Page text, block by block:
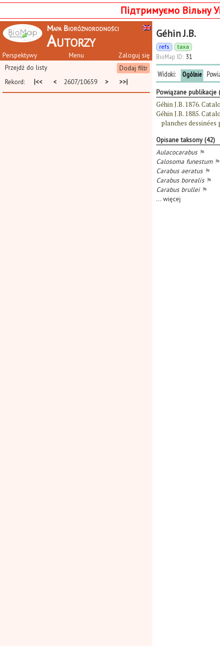
Підтримуємо Вільну
Mapa Bioróżnorodności
Autorzy
Perspektywy Zaloguj się
Menu
Dodaj filtr
Przejdź do listy
Rekord:
|<< < 2607/10659 > >>|
Géhin J.B.
refs taxa
BioMap ID: 31
Widoki: Ogólnie
Powiązane publikacje
Géhin J.B. 1876.
Géhin J.B. 1885.
planches
Opisane taksony (42)
Aulacocarabus ⚑
Calosoma funestum ⚑
Carabus aeratus ⚑
Carabus borealis ⚑
Carabus brullei ⚑
... więcej